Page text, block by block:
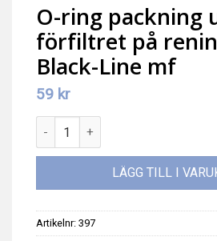
O-ring packning
förfiltret på
Black-Line mf
59 kr
O-ring packning under förfiltret
LÄGG TILL I
Artikelnr: 397